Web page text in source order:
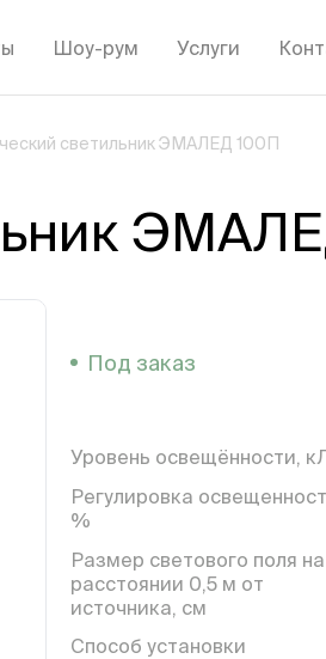
Шоу-рум Услуги
светильник ЭМАЛЕД 100П
Под заказ
Уровень освещённости,
Регулировка
%
Размер светового поля на
расстоянии 0,5 м от
источника, см
Способ установки